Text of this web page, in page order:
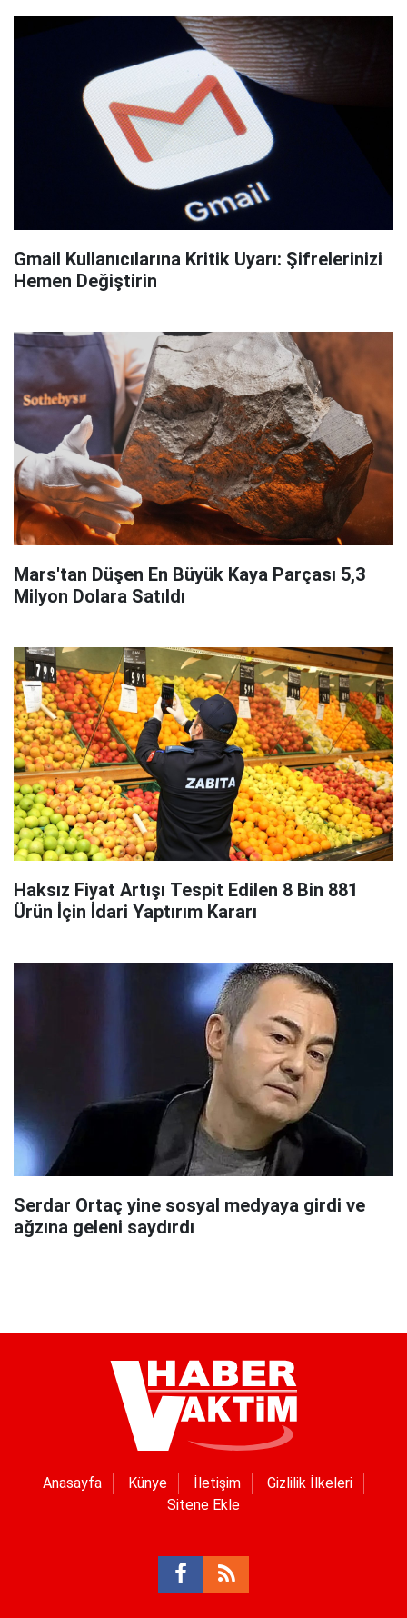
Gmail Kullanıcılarına Kritik Uyarı: Şifrelerinizi
Hemen Değiştirin
Mars'tan Düşen En Büyük Kaya Parçası 5,3
Milyon Dolara Satıldı
Haksız Fiyat Artışı Tespit Edilen 8 Bin 881
Ürün İçin İdari Yaptırım Kararı
Serdar Ortaç yine sosyal medyaya girdi ve
ağzına geleni saydırdı
Anasayfa Künye İletişim
Gizlilik İlkeleri
Sitene Ekle